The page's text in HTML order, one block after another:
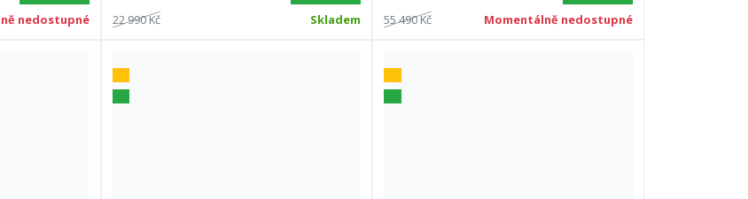
nedostupné 22 990 Kč Skladem 55 490 Kč Momentálně nedostupné